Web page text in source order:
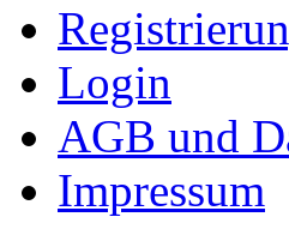
Login
AGB und
Impressum